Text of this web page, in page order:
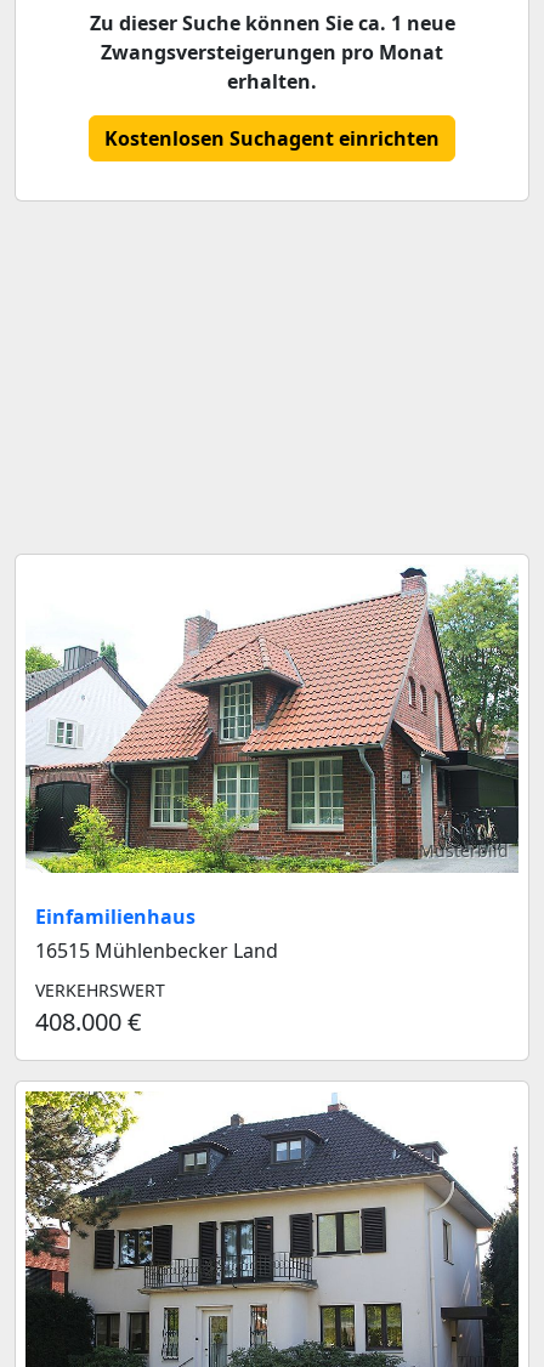
Zu dieser Suche können Sie ca. 1 neue
Zwangsversteigerungen pro Monat
erhalten.
Kostenlosen Suchagent einrichten
Musterbild
Einfamilienhaus
16515 Mühlenbecker Land
VERKEHRSWERT
408.000 €